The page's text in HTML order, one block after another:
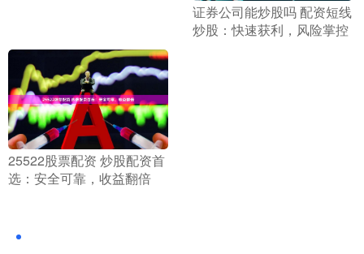
​证券公司能炒股吗 配资短线
炒股：快速获利，风险掌控
​25522股票配资 炒股配资首
选：安全可靠，收益翻倍